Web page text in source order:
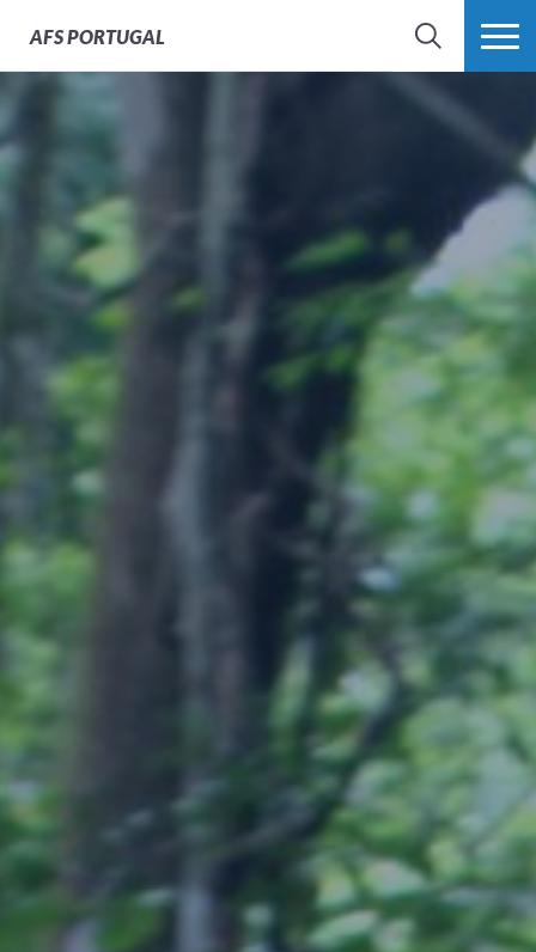
AFSPORTUGAL
SEARCH VER MAIS